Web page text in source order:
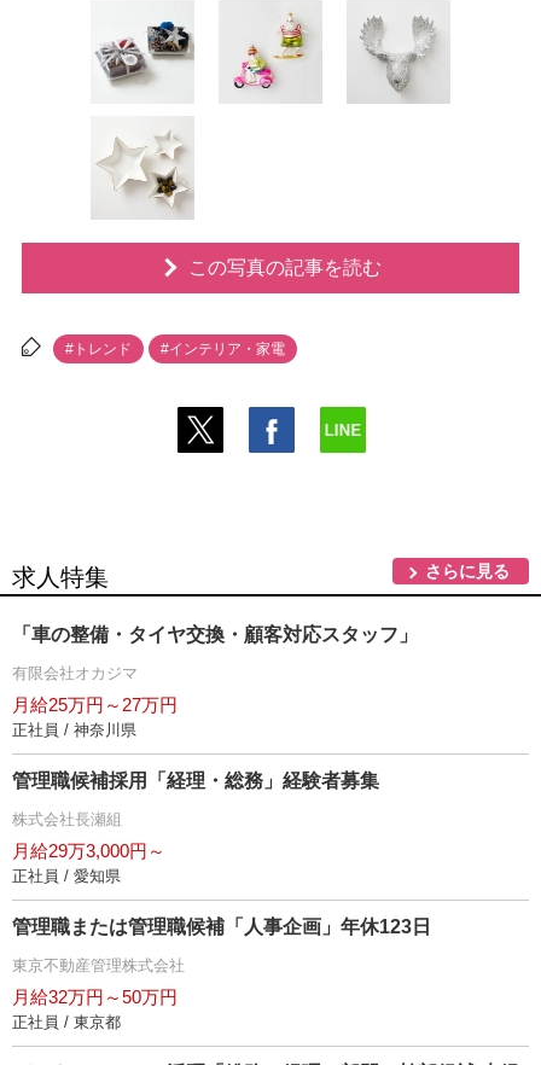
この写真の記事を読む
#トレンド #インテリア・家電
求人特集 さらに見る
「車の整備・タイヤ交換・顧客対応スタッフ」
有限会社オカジマ
月給25万円～27万円
正社員 / 神奈川県
管理職候補採用「経理・総務」経験者募集
株式会社長瀬組
月給29万3,000円～
正社員 / 愛知県
管理職または管理職候補「人事企画」年休123日
東京不動産管理株式会社
月給32万円～50万円
正社員 / 東京都